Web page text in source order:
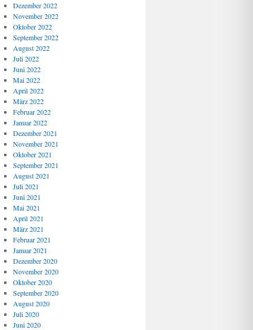
Dezember 2022
November 2022
Oktober 2022
September 2022
August 2022
Juli 2022
Juni 2022
Mai 2022
April 2022
März 2022
Februar 2022
Januar 2022
Dezember 2021
November 2021
Oktober 2021
September 2021
August 2021
Juli 2021
Juni 2021
Mai 2021
April 2021
März 2021
Februar 2021
Januar 2021
Dezember 2020
November 2020
Oktober 2020
September 2020
August 2020
Juli 2020
Juni 2020